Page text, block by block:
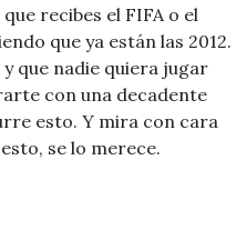
recibes el FIFA o el
que ya están las 2012.
que nadie quiera jugar
con una decadente
esto. Y mira con cara
se lo merece.